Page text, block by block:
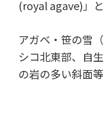
(royal agave)」
アガベ・笹の雪
シコ北東部、自
の岩の多い斜面